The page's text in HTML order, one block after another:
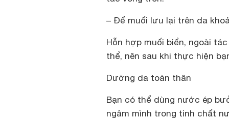
– Để muối lưu lại trên da
Hỗn hợp muối biển, ngoài
thể, nên sau khi thực hiện
Dưỡng da toàn thân
Bạn có thể dùng nước ép
ngâm mình trong tinh chất